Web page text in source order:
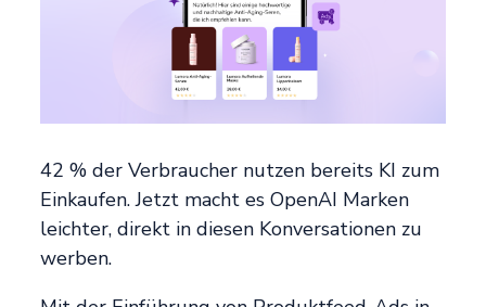
42 % der Verbraucher nutzen bereits KI zum
Einkaufen. Jetzt macht es OpenAI Marken
leichter, direkt in diesen Konversationen zu
werben.